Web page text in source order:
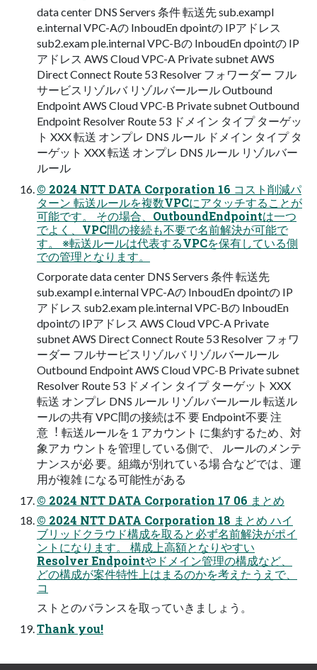
data center DNS Servers 条件 転送先 sub.exampl
e.internal VPC-Aの InboudEn dpointの IPアドレス
sub2.exam ple.internal VPC-Bの InboudEn dpointの IP
アドレス AWS Cloud VPC-A Private subnet AWS
Direct Connect Route 53 Resolver フォワーダー フル
サービスリゾルバ リゾルバールール Outbound
Endpoint AWS Cloud VPC-B Private subnet Outbound
Endpoint Resolver Route 53 ドメイン タイプ ターゲッ
ト XXX 転送 オンプレ DNS ルール ドメイン タイプ タ
ーゲット XXX 転送 オンプレ DNS ルール リゾルバー
ルール
© 2024 NTT DATA Corporation 16 コスト削減パ
ターン 転送ルールを複数VPCにアタッチすることが
可能です。 その場合、OutboundEndpointは⼀つ
でよく、VPC間の接続も不要で名前解決が可能で
す。 ※転送ルールは代表するVPCを保有している側
での管理となります。
Corporate data center DNS Servers 条件 転送先
sub.exampl e.internal VPC-Aの InboudEn dpointの IP
アドレス sub2.exam ple.internal VPC-Bの InboudEn
dpointの IPアドレス AWS Cloud VPC-A Private
subnet AWS Direct Connect Route 53 Resolver フォワ
ーダー フルサービスリゾルバ リゾルバールール
Outbound Endpoint AWS Cloud VPC-B Private subnet
Resolver Route 53 ドメイン タイプ ターゲット XXX
転送 オンプレ DNS ルール リゾルバールール 転送ル
ールの共有 VPC間の接続は不 要 Endpoint不要 注
意︕ 転送ルールを１アカウント に集約するため、対
象アカ ウントを管理している側で、 ルールのメンテ
ナンスが必 要。組織が別れている場 合などでは、運
⽤が複雑 になる可能性がある
© 2024 NTT DATA Corporation 17 06 まとめ
© 2024 NTT DATA Corporation 18 まとめ ハイ
ブリッドクラウド構成を取ると必ず名前解決がポイ
ントになります。 構成上⾼額となりやすい
Resolver Endpointやドメイン管理の構成など、
どの構成が案件特性上はまるのかを考えたうえで、
コ
ストとのバランスを取っていきましょう。
Thank you!